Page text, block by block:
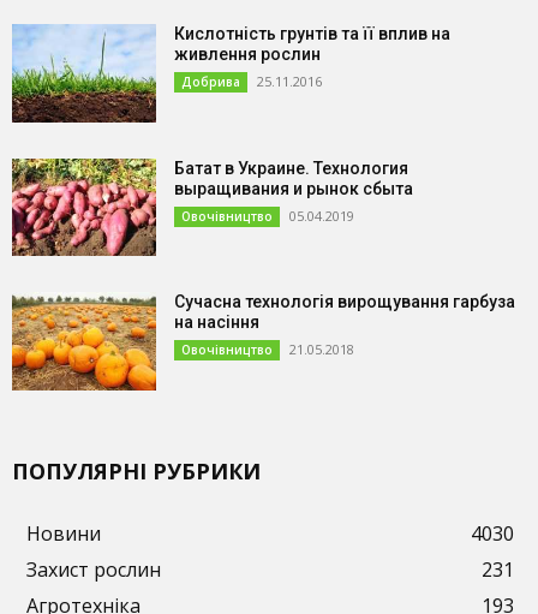
Кислотність грунтів та її вплив на
живлення рослин
Добрива 25.11.2016
Батат в Украине. Технология
выращивания и рынок сбыта
Овочівництво 05.04.2019
Сучасна технологія вирощування гарбуза
на насіння
Овочівництво 21.05.2018
ПОПУЛЯРНІ РУБРИКИ
Новини
4030
Захист рослин
231
Агротехніка
193